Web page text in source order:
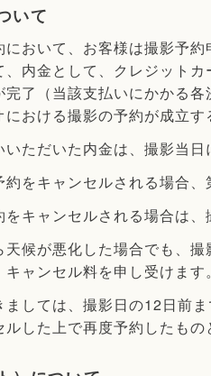
いて
おいて、お客様は撮影予
内金として、クレジット
了（当該支払いにかかる
おける撮影の予約が成立す
ただいた内金は、撮影当日
をキャンセルされる場合、
キャンセルされる場合は、
候が悪化した場合でも、
ャンセル料を申し受けます。
しては、撮影日の12日前
した上で再度予約したもの